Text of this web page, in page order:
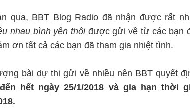
qua, BBT Blog Radio đã nhận được rất
nhau bình yên thôiđược gửi về từ các bạn
ơn tất cả các bạn đã tham gia nhiệt tình.
bài dự thi gửi về nhiều nên BBT quyết
hết ngày 25/1/2018 và gia hạn thời